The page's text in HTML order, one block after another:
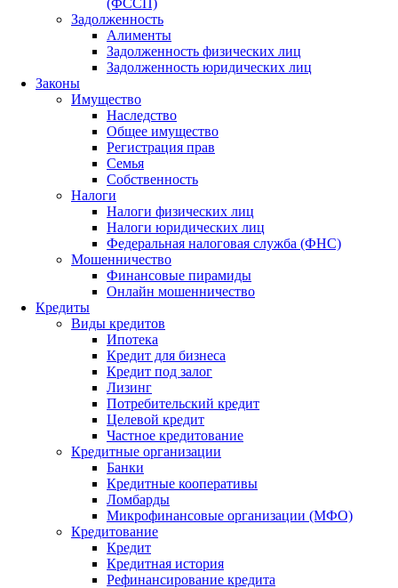
(ФССП)
Задолженность
Алименты
Задолженность физических лиц
Задолженность юридических лиц
Законы
Имущество
Наследство
Общее имущество
Регистрация прав
Семья
Собственность
Налоги
Налоги физических лиц
Налоги юридических лиц
Федеральная налоговая служба (ФНС)
Мошенничество
Финансовые пирамиды
Онлайн мошенничество
Кредиты
Виды кредитов
Ипотека
Кредит для бизнеса
Кредит под залог
Лизинг
Потребительский кредит
Целевой кредит
Частное кредитование
Кредитные организации
Банки
Кредитные кооперативы
Ломбарды
Микрофинансовые организации (МФО)
Кредитование
Кредит
Кредитная история
Рефинансирование кредита